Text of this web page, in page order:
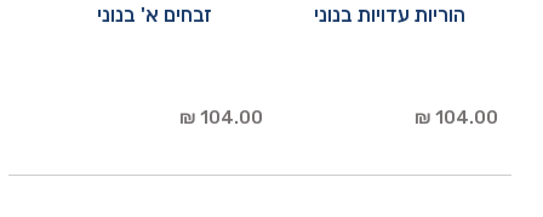
הוריות עדויות בנוני
104.00 ₪
זבחים א' בנוני
104.00 ₪